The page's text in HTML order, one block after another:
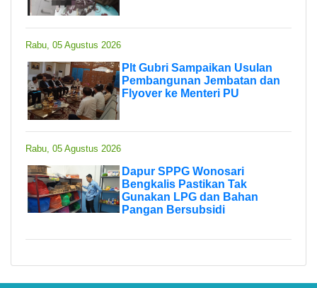
Rabu, 05 Agustus 2026
Plt Gubri Sampaikan Usulan
Pembangunan Jembatan dan
Flyover ke Menteri PU
Rabu, 05 Agustus 2026
Dapur SPPG Wonosari
Bengkalis Pastikan Tak
Gunakan LPG dan Bahan
Pangan Bersubsidi